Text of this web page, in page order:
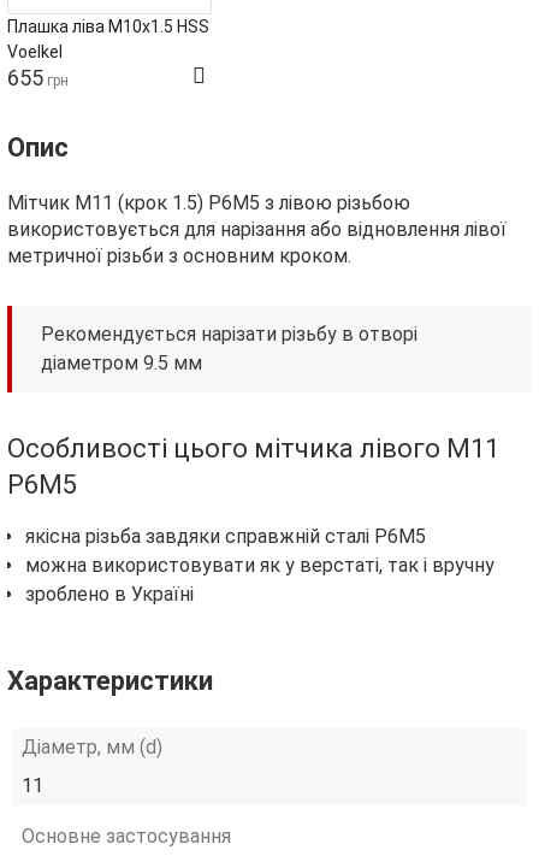
Плашка ліва М10х1.5 HSS
Voelkel
655 грн
Опис
Мітчик М11 (крок 1.5) Р6М5 з лівою різьбою
використовується для нарізання або відновлення лівої
метричної різьби з основним кроком.
Рекомендується нарізати різьбу в отворі
діаметром 9.5 мм
Особливості цього мітчика лівого М11
Р6М5
якісна різьба завдяки справжній сталі Р6М5
можна використовувати як у верстаті, так і вручну
зроблено в Україні
Характеристики
Діаметр, мм (d)
11
Основне застосування